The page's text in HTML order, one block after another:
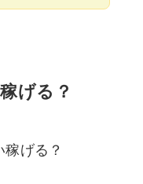
げる？